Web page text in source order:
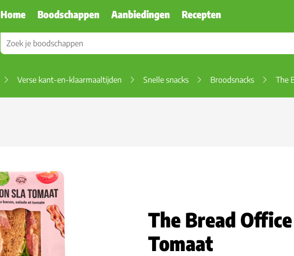
Home Boodschappen Aanbiedingen Recepten
Verse kant-en-klaarmaaltijden Snelle snacks Broodsnacks The
The Bread
Tomaat